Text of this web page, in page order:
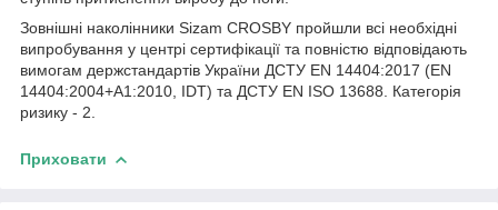
Зовнішні наколінники Sizam CROSBY пройшли всі необхідні
випробування у центрі сертифікації та повністю відповідають
вимогам держстандартів України ДСТУ EN 14404:2017 (EN
14404:2004+A1:2010, IDT) та ДСТУ EN ISO 13688. Категорія
ризику - 2.
Приховати